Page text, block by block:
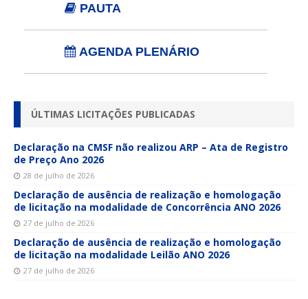
PAUTA
AGENDA PLENÁRIO
ÚLTIMAS LICITAÇÕES PUBLICADAS
Declaração na CMSF não realizou ARP – Ata de Registro
de Preço Ano 2026
28 de julho de 2026
Declaração de ausência de realização e homologação
de licitação na modalidade de Concorrência ANO 2026
27 de julho de 2026
Declaração de ausência de realização e homologação
de licitação na modalidade Leilão ANO 2026
27 de julho de 2026